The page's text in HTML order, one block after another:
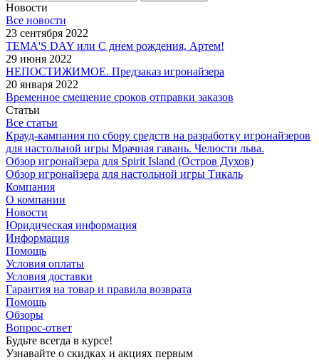
Новости
Все новости
23 сентября 2022
TEMA'S DAY или С днем рождения, Артем!
29 июня 2022
НЕПОСТИЖИМОЕ. Предзаказ игронайзера
20 января 2022
Временное смещение сроков отправки заказов
Статьи
Все статьи
Крауд-кампания по сбору средств на разработку игронайзеров
для настольной игры Мрачная гавань. Челюсти льва.
Обзор игронайзера для Spirit Island (Остров Духов)
Обзор игронайзера для настольной игры Тикаль
Компания
О компании
Новости
Юридическая информация
Информация
Помощь
Условия оплаты
Условия доставки
Гарантия на товар и правила возврата
Помощь
Обзоры
Вопрос-ответ
Будьте всегда в курсе!
Узнавайте о скидках и акциях первым